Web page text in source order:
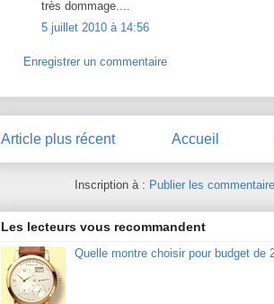
très dommage....
5 juillet 2010 à 14:56
Enregistrer un commentaire
Article plus récent Accueil
Inscription à : Publier les
Les lecteurs vous recommandent
Quelle montre choisir pour budget de